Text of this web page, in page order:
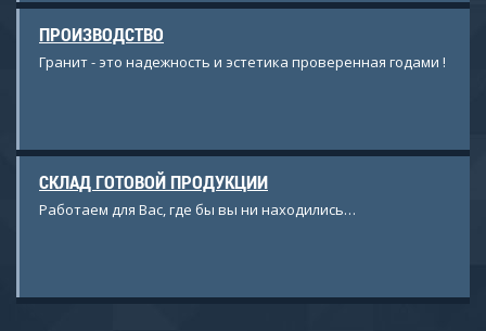
ПРОИЗВОДСТВО
Гранит - это надежность и эстетика проверенная годами !
СКЛАД ГОТОВОЙ ПРОДУКЦИИ
Работаем для Вас, где бы вы ни находились…